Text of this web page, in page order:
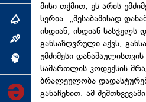
თემა
ინტერვიუ
ინქვიზიცია
მისი თქმით, ეს არის
სერია. „შესაბამისად
იხდიან, იხდიან სასჯელს
განსაზღვრული აქვს,
უმძიმესი
სამართლის კოდექსის
ბრალეულობა
განაჩენით. ამ